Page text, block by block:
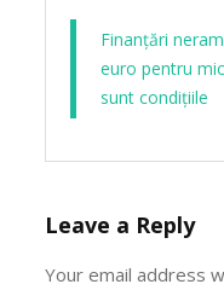
Finanțări
euro pentru
sunt condițiile
Leave a Reply
Your email address